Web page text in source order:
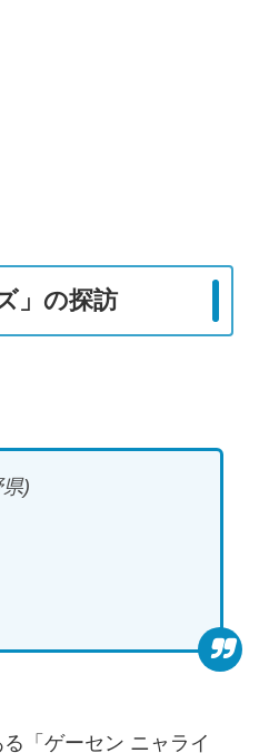
」の探訪
)
「ゲーセン ニャライ